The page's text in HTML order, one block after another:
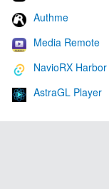
Authme
Media Remote
NavioRX Harbor
AstraGL Player